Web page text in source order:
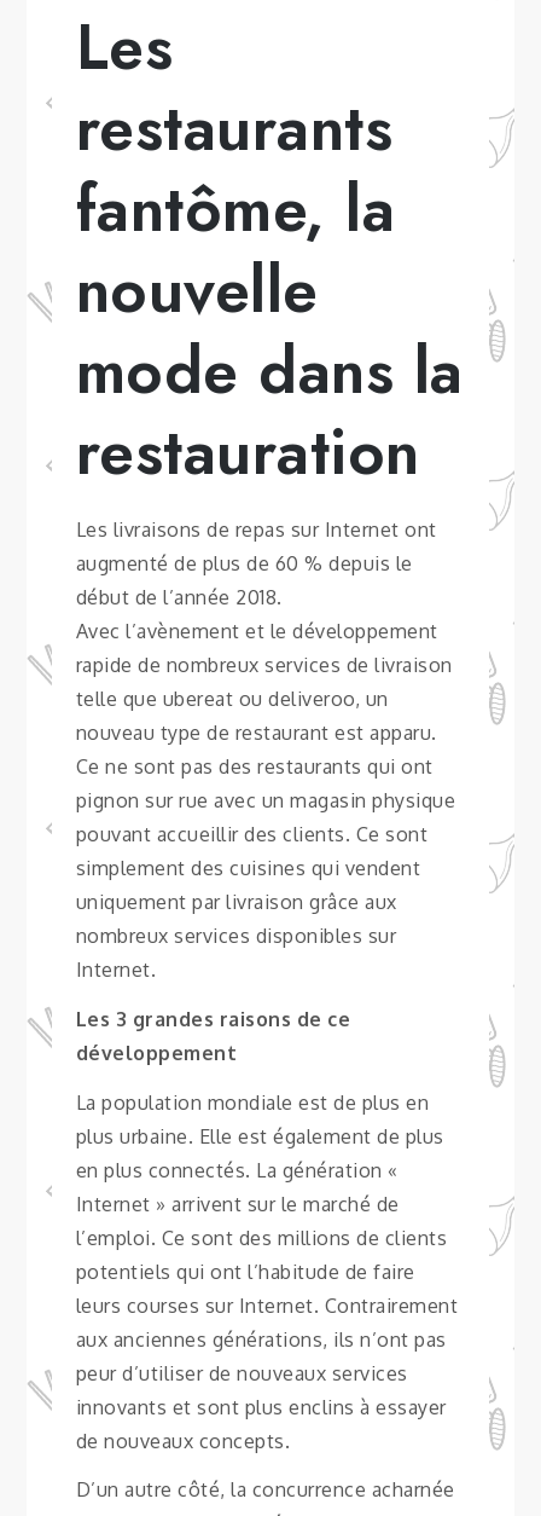
Les
restaurants
fantôme, la
nouvelle
mode dans la
restauration
Les livraisons de repas sur Internet ont
augmenté de plus de 60 % depuis le
début de l’année 2018.
Avec l’avènement et le développement
rapide de nombreux services de livraison
telle que ubereat ou deliveroo, un
nouveau type de restaurant est apparu.
Ce ne sont pas des restaurants qui ont
pignon sur rue avec un magasin physique
pouvant accueillir des clients. Ce sont
simplement des cuisines qui vendent
uniquement par livraison grâce aux
nombreux services disponibles sur
Internet.
Les 3 grandes raisons de ce
développement
La population mondiale est de plus en
plus urbaine. Elle est également de plus
en plus connectés. La génération «
Internet » arrivent sur le marché de
l’emploi. Ce sont des millions de clients
potentiels qui ont l’habitude de faire
leurs courses sur Internet. Contrairement
aux anciennes générations, ils n’ont pas
peur d’utiliser de nouveaux services
innovants et sont plus enclins à essayer
de nouveaux concepts.
D’un autre côté, la concurrence acharnée